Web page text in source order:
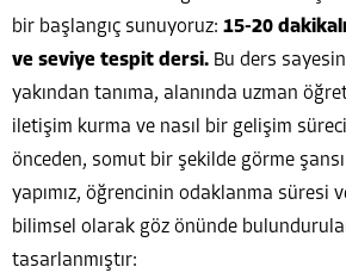
bir başlangıç sunuyoruz: 15-20
ve seviye tespit dersi. Bu ders
yakından tanıma, alanında uzman
iletişim kurma ve nasıl bir gelişim süreci
önceden, somut bir şekilde görme
yapımız, öğrencinin odaklanma süresi
bilimsel olarak göz önünde
tasarlanmıştır: